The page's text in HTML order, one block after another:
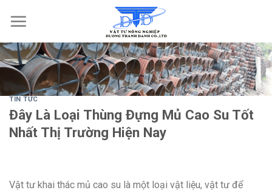
TIN TỨC
Đây Là Loại Thùng Đựng Mủ Cao Su Tốt
Nhất Thị Trường Hiện Nay
Vật tư khai thác mủ cao su là một loại vật liệu, vật tư để